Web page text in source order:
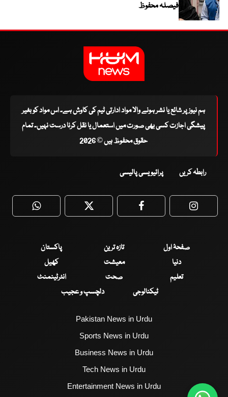
فیصلہ محفوظ
ہم نیوز پر شائع یا نشر ہونے والا مواد ادارتی ٹیم کی کاوش ہے۔ اس مواد کو بغیر
پیشگی اجازت کسی بھی صورت میں استعمال یا نقل کرنا درست نہیں۔ تمام
حقوق محفوظ ہیں © 2026
رابطہ کریں پرائیویسی پالیسی
WhatsApp Twitter Facebook
صفحۂ اول تازہ ترین
پاکستان
دنیا
معیشت
کھیل
تعلیم
صحت
انٹرٹینمنٹ
ٹیکنالوجی
دلچسپ و عجیب
Pakistan News in Urdu
Sports News in Urdu
Business News in Urdu
Tech News in Urdu
Entertainment News in Urdu